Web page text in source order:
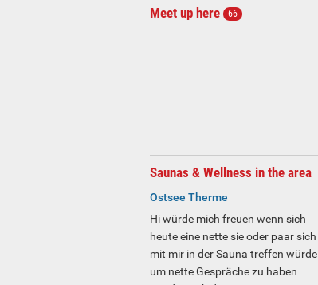
Meet up here 66
Saunas & Wellness in the area
Ostsee Therme
Hi würde mich freuen wenn sich
heute eine nette sie oder paar sich
mit mir in der Sauna treffen würde
um nette Gespräche zu haben